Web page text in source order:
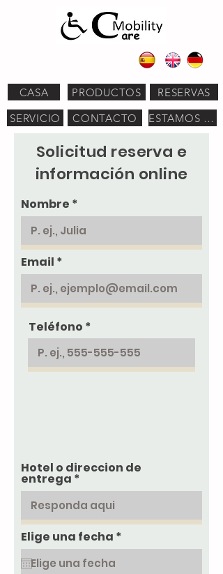
CASA PRODUCTOS
RESERVAS
SERVICIO
CONTACTO ESTAMOS AQUÍ
Solicitud reserva e
información online
Nombre
Email
Teléfono
Hotel o direccion de
entrega
Elige una fecha *r
e